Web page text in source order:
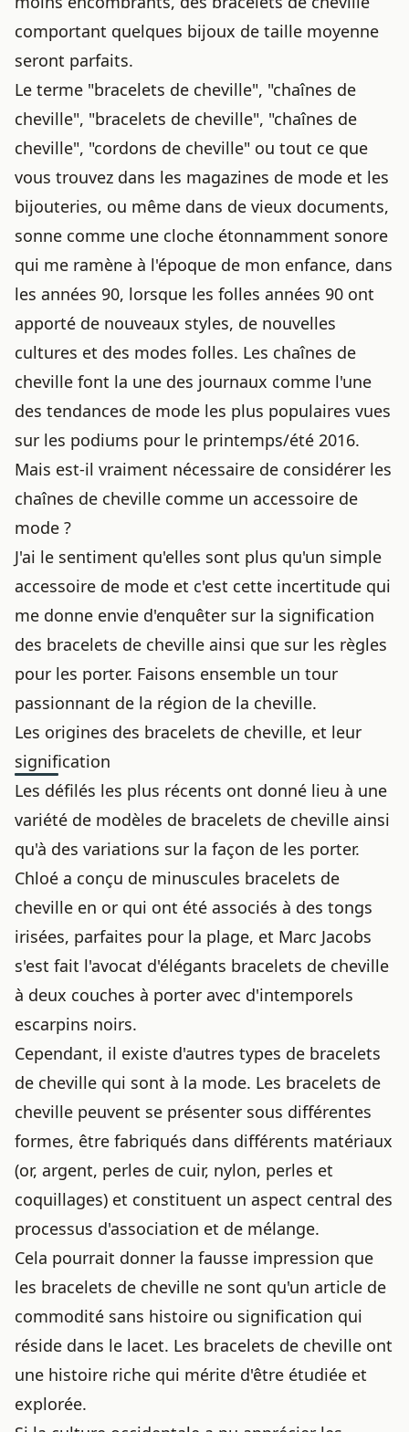
comportant quelques bijoux de taille moyenne
seront parfaits.
Le terme "bracelets de cheville", "chaînes de
cheville", "bracelets de cheville", "chaînes de
cheville", "cordons de cheville" ou tout ce que
vous trouvez dans les magazines de mode et les
bijouteries, ou même dans de vieux documents,
sonne comme une cloche étonnamment sonore
qui me ramène à l'époque de mon enfance, dans
les années 90, lorsque les folles années 90 ont
apporté de nouveaux styles, de nouvelles
cultures et des modes folles. Les chaînes de
cheville font la une des journaux comme l'une
des tendances de mode les plus populaires vues
sur les podiums pour le printemps/été 2016.
Mais est-il vraiment nécessaire de considérer les
chaînes de cheville comme un accessoire de
mode ?
J'ai le sentiment qu'elles sont plus qu'un simple
accessoire de mode et c'est cette incertitude qui
me donne envie d'enquêter sur la signification
des bracelets de cheville ainsi que sur les règles
pour les porter. Faisons ensemble un tour
passionnant de la région de la cheville.
Les origines des bracelets de cheville, et leur
signification
Les défilés les plus récents ont donné lieu à une
variété de modèles de bracelets de cheville ainsi
qu'à des variations sur la façon de les porter.
Chloé a conçu de minuscules bracelets de
cheville en or qui ont été associés à des tongs
irisées, parfaites pour la plage, et Marc Jacobs
s'est fait l'avocat d'élégants bracelets de cheville
à deux couches à porter avec d'intemporels
escarpins noirs.
Cependant, il existe d'autres types de bracelets
de cheville qui sont à la mode. Les bracelets de
cheville peuvent se présenter sous différentes
formes, être fabriqués dans différents matériaux
(or, argent, perles de cuir, nylon, perles et
coquillages) et constituent un aspect central des
processus d'association et de mélange.
Cela pourrait donner la fausse impression que
les bracelets de cheville ne sont qu'un article de
commodité sans histoire ou signification qui
réside dans le lacet. Les bracelets de cheville ont
une histoire riche qui mérite d'être étudiée et
explorée.